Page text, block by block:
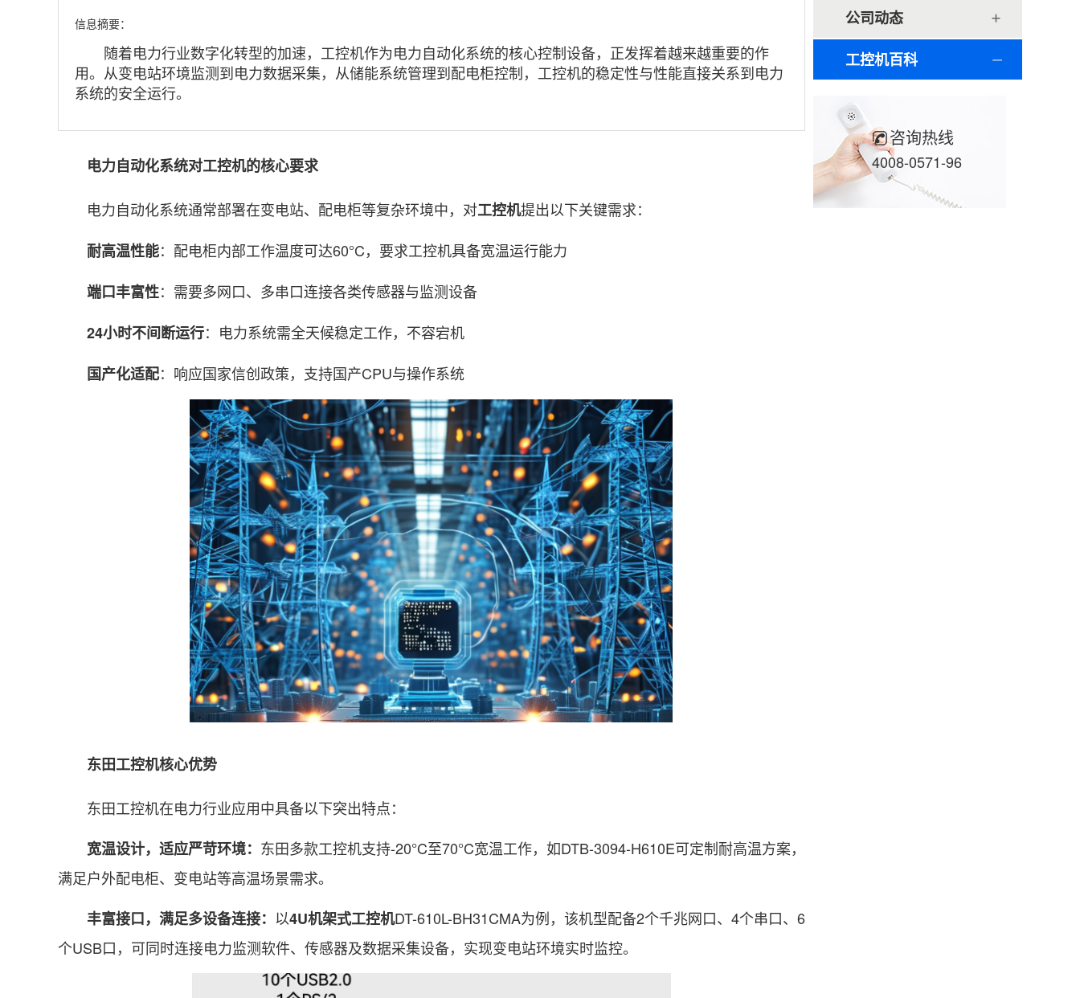
公司动态
工控机百科
咨询热线
4008-0571-96
信息摘要：
随着电力行业数字化转型的加速，工控机作为电力自动化系统的核心控制设备，正发挥着越来越重要的作
用。从变电站环境监测到电力数据采集，从储能系统管理到配电柜控制， 工控机的稳定性与性能直接关系到电力
系统的安全运行。
电力自动化系统对工控机的核心要求
电力自动化系统通常部署在变电站、配电柜等复杂环境中，对工控机提出以下关键需求：
耐高温性能：配电柜内部工作温度可达60°C，要求工控机具备宽温运行能力
端口丰富性：需要多网口、多串口连接各类传感器与监测设备
24小时不间断运行：电力系统需全天候稳定工作，不容宕机
国产化适配：响应国家信创政策，支持国产CPU与操作系统
东田工控机核心优势
东田工控机在电力行业应用中具备以下突出特点：
宽温设计，适应严苛环境： 东田多款工控机支持-20°C至70°C宽温工作，如DTB-3094-H610E可定制耐高温方案，
满足户外配电柜、变电站等高温场景需求。
丰富接口，满足多设备连接： 以4U机架式工控机DT-610L-BH31CMA为例，该机型配备2个千兆网口、4个串口、6
个USB口，可同时连接电力监测软件、传感器及数据采集设备，实现变电站环境实时监控。